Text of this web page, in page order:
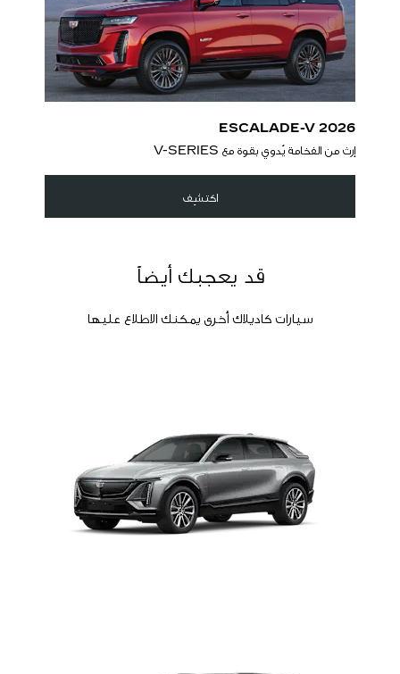
2026 ESCALADE-V
إرث من الفخامة يُدوي بقوة مع V-SERIES
اكتشِف
قد يعجبك أيضاً
سيارات كاديلاك أخرى يمكنك الاطلاع عليها